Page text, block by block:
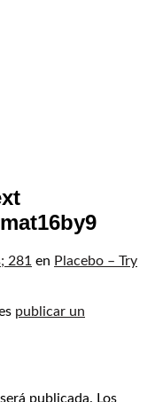
281 en Placebo – Try
publicar un
publicada. Los